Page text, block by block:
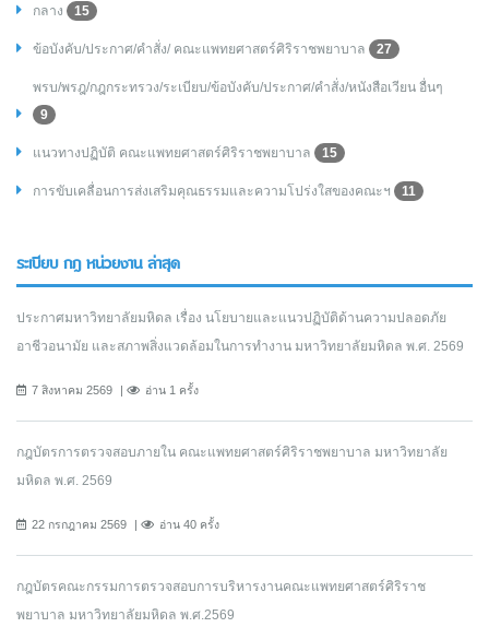
กลาง
15
ข้อบังคับ/ประกาศ/คำสั่ง/ คณะแพทยศาสตร์ศิริราชพยาบาล 27
พรบ/พรฎ/กฎกระทรวง/ระเบียบ/ข้อบังคับ/ประกาศ/คำสั่ง/หนังสือเวียน อื่นๆ
9
แนวทางปฏิบัติ คณะแพทยศาสตร์ศิริราชพยาบาล 15
การขับเคลื่อนการส่งเสริมคุณธรรมและความโปร่งใสของคณะฯ 11
ระเบียบ กฎ หน่วยงาน ล่าสุด
ประกาศมหาวิทยาลัยมหิดล เรื่อง นโยบายและแนวปฏิบัติด้านความปลอดภัย
อาชีวอนามัย และสภาพสิ่งแวดล้อมในการทำงาน มหาวิทยาลัยมหิดล พ.ศ. 2569
7 สิงหาคม 2569 อ่าน 1 ครั้ง
กฎบัตรการตรวจสอบภายใน คณะแพทยศาสตร์ศิริราชพยาบาล มหาวิทยาลัย
มหิดล พ.ศ. 2569
22 กรกฎาคม 2569 อ่าน 40 ครั้ง
กฎบัตรคณะกรรมการตรวจสอบการบริหารงานคณะแพทยศาสตร์ศิริราช
พยาบาล มหาวิทยาลัยมหิดล พ.ศ.2569